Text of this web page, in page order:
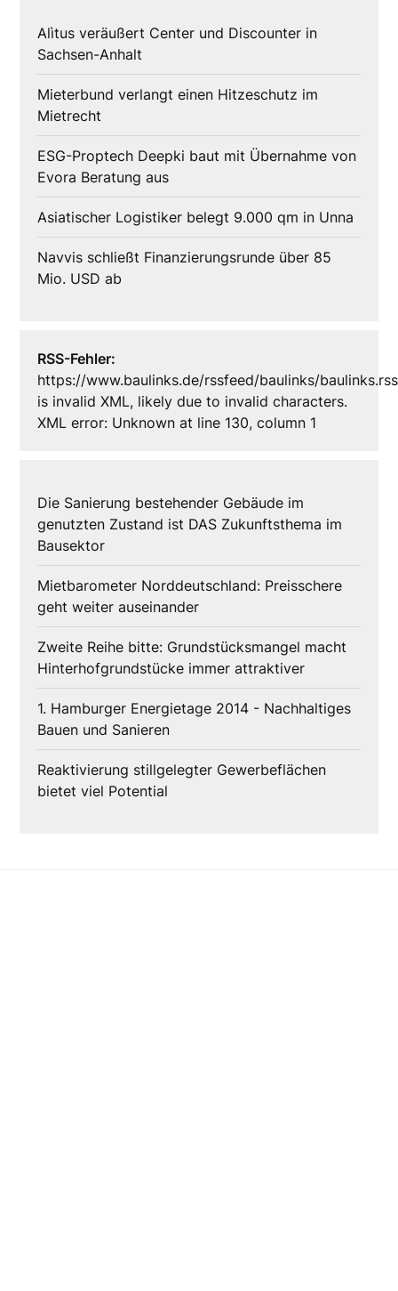
Alìtus veräußert Center und Discounter in
Sachsen-Anhalt
Mieterbund verlangt einen Hitzeschutz im
Mietrecht
ESG-Proptech Deepki baut mit Übernahme von
Evora Beratung aus
Asiatischer Logistiker belegt 9.000 qm in Unna
Navvis schließt Finanzierungsrunde über 85
Mio. USD ab
RSS-Fehler:
https://www.baulinks.de/rssfeed/baulinks/baulinks.rss
is invalid XML, likely due to invalid characters.
XML error: Unknown at line 130, column 1
Die Sanierung bestehender Gebäude im
genutzten Zustand ist DAS Zukunftsthema im
Bausektor
Mietbarometer Norddeutschland: Preisschere
geht weiter auseinander
Zweite Reihe bitte: Grundstücksmangel macht
Hinterhofgrundstücke immer attraktiver
1. Hamburger Energietage 2014 - Nachhaltiges
Bauen und Sanieren
Reaktivierung stillgelegter Gewerbeflächen
bietet viel Potential